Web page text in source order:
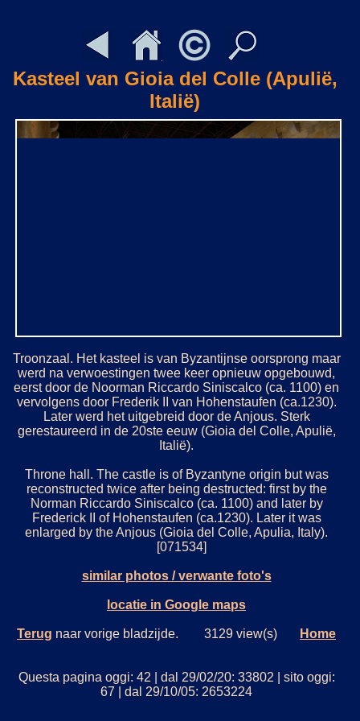
Kasteel van Gioia del Colle (Apulië,
Italië)
Troonzaal. Het kasteel is van Byzantijnse oorsprong maar
werd na verwoestingen twee keer opnieuw opgebouwd,
eerst door de Noorman Riccardo Siniscalco (ca. 1100) en
vervolgens door Frederik II van Hohenstaufen (ca.1230).
Later werd het uitgebreid door de Anjous. Sterk
gerestaureerd in de 20ste eeuw (Gioia del Colle, Apulië,
Italië).
Throne hall. The castle is of Byzantyne origin but was
reconstructed twice after being destructed: first by the
Norman Riccardo Siniscalco (ca. 1100) and later by
Frederick II of Hohenstaufen (ca.1230). Later it was
enlarged by the Anjous (Gioia del Colle, Apulia, Italy).
[071534]
similar photos / verwante foto's
locatie in Google maps
Terug naar vorige bladzijde. 3129 view(s) Home
Questa pagina oggi: 42 | dal 29/02/20: 33802 | sito oggi:
67 | dal 29/10/05: 2653224